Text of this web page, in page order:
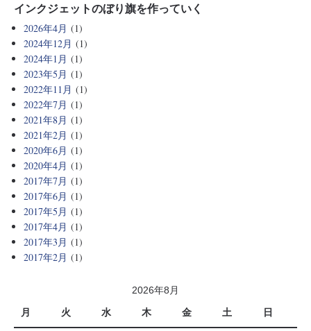
インクジェットのぼり旗を作っていく
2026年4月 (1)
2024年12月 (1)
2024年1月 (1)
2023年5月 (1)
2022年11月 (1)
2022年7月 (1)
2021年8月 (1)
2021年2月 (1)
2020年6月 (1)
2020年4月 (1)
2017年7月 (1)
2017年6月 (1)
2017年5月 (1)
2017年4月 (1)
2017年3月 (1)
2017年2月 (1)
2026年8月
月
火 水 木 金 土 日